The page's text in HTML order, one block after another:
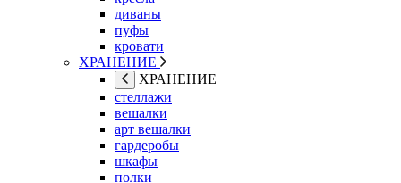
диваны
пуфы
кровати
ХРАНЕНИЕ
ХРАНЕНИЕ
стеллажи
вешалки
арт вешалки
гардеробы
шкафы
полки